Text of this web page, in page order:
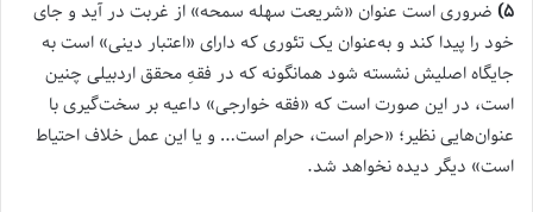
۵) ضروری است عنوان «شریعت سهله سمحه» از غربت در آید و جای
خود را پیدا کند و به‌عنوان یک تئوری که دارای «اعتبار دینی» است به
جایگاه اصلیش نشسته شود همانگونه که در فقهِ محقق اردبیلی چنین
است، در این صورت است که «فقه خوارجی» داعیه بر سخت‌گیری با
عنوان‌هایی نظیر؛ «حرام است، حرام است… و یا این عمل خلاف احتیاط
است» دیگر دیده نخواهد شد.